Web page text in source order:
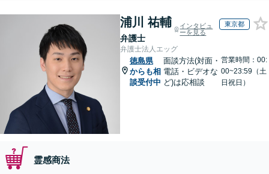
浦川 祐輔
弁護士
インタビュ
ーを見る
東京都
弁護士法人エッグ
徳島県
からも相
談受付中
面談方法(対面・
電話・ビデオな
ど)は応相談
営業時間：00:
00~23:59（土
日祝日）
霊感商法